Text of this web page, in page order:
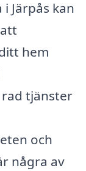
Järpås kan
hem
tjänster
och
några av